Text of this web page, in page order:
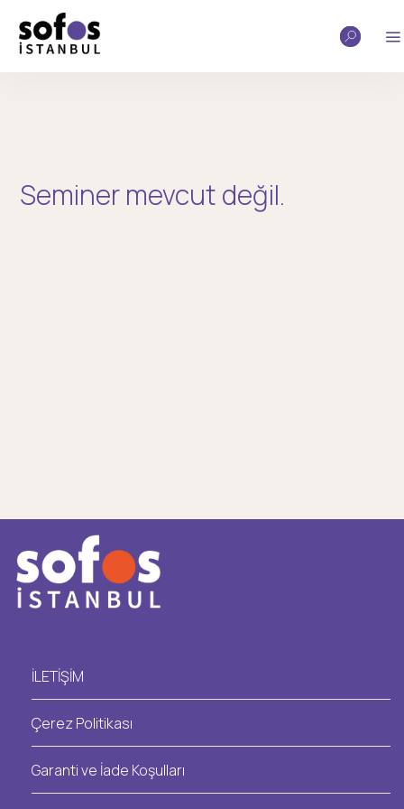
Seminer mevcut değil.
İLETİŞİM
Çerez Politikası
Garanti ve İade Koşulları